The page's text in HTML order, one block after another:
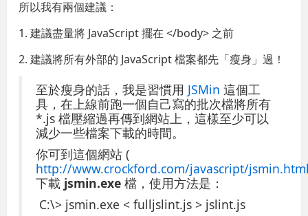
所以我有兩個建議：
1. 建議盡量將 JavaScript 擺在 </body> 之前
2. 建議將所有外部的 JavaScript 檔案都先「瘦身」過！
至於瘦身的話，我是習慣用 JSMin 這個工
具，在上線前跑一個自己寫的批次檔將所有
*.js 檔壓縮過再傳到網站上，這樣至少可以
減少一些檔案下載的時間。
你可到這個網站 (
http://www.crockford.com/javascript/
下載 jsmin.exe 檔，使用方法是：
C:\> jsmin.exe < fulljslint.js > jslint.js